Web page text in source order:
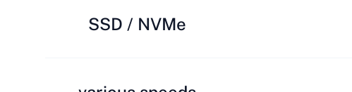
SSD / NVMe